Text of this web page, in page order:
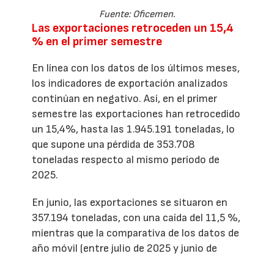
Fuente: Oficemen.
Las exportaciones retroceden un 15,4
% en el primer semestre
En línea con los datos de los últimos meses,
los indicadores de exportación analizados
continúan en negativo. Así, en el primer
semestre las exportaciones han retrocedido
un 15,4%, hasta las 1.945.191 toneladas, lo
que supone una pérdida de 353.708
toneladas respecto al mismo período de
2025.
En junio, las exportaciones se situaron en
357.194 toneladas, con una caída del 11,5 %,
mientras que la comparativa de los datos de
año móvil (entre julio de 2025 y junio de